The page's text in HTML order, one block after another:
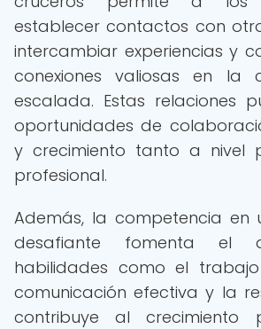
establecer contactos con
intercambiar experiencias y
conexiones valiosas en la
escalada. Estas relaciones
oportunidades de
y crecimiento tanto a nivel
profesional.
Además, la competencia en
desafiante fomenta el
habilidades como el
comunicación efectiva y la
contribuye al crecimiento